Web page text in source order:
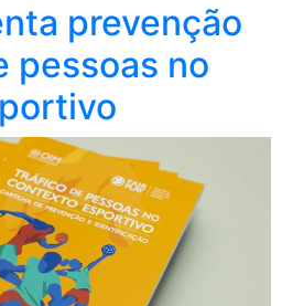
prevenção
pessoas no